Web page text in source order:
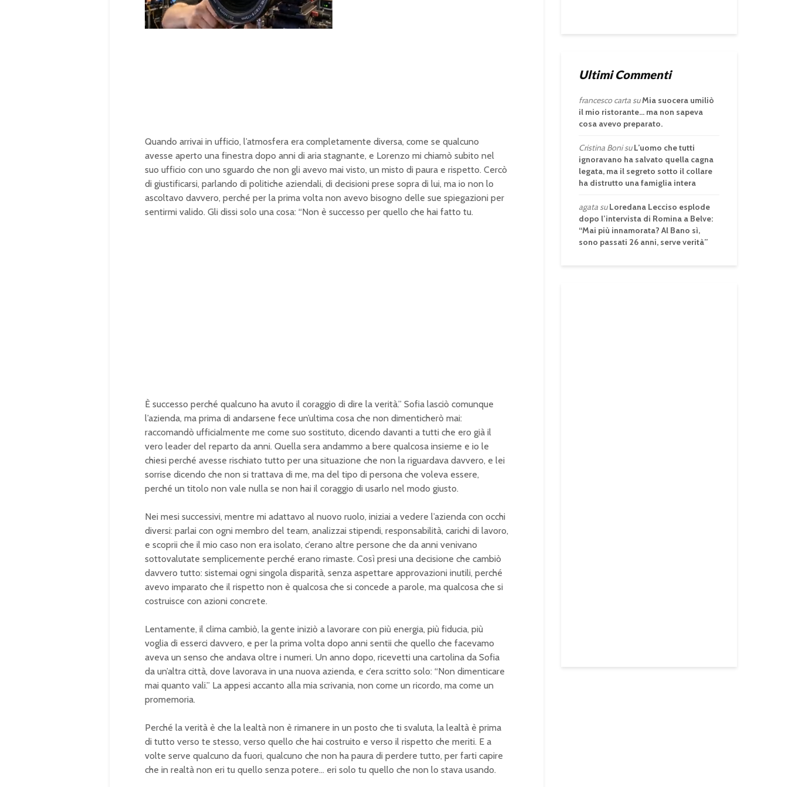
n
m
L
o
Quando arrivai in ufficio, l’atmosfera era completamente diversa, come se qualcuno
avesse aperto una finestra dopo anni di aria stagnante, e Lorenzo mi chiamò subito nel
suo ufficio con uno sguardo che non gli avevo mai visto, un misto di paura e rispetto. Cercò
di giustificarsi, parlando di politiche aziendali, di decisioni prese sopra di lui, ma io non lo
ascoltavo davvero, perché per la prima volta non avevo bisogno delle sue spiegazioni per
sentirmi valido. Gli dissi solo una cosa: “Non è successo per quello che hai fatto tu.
È successo perché qualcuno ha avuto il coraggio di dire la verità.” Sofia lasciò comunque
l’azienda, ma prima di andarsene fece un’ultima cosa che non dimenticherò mai:
raccomandò ufficialmente me come suo sostituto, dicendo davanti a tutti che ero già il
vero leader del reparto da anni. Quella sera andammo a bere qualcosa insieme e io le
chiesi perché avesse rischiato tutto per una situazione che non la riguardava davvero, e lei
sorrise dicendo che non si trattava di me, ma del tipo di persona che voleva essere,
perché un titolo non vale nulla se non hai il coraggio di usarlo nel modo giusto.
Nei mesi successivi, mentre mi adattavo al nuovo ruolo, iniziai a vedere l’azienda con occhi
diversi: parlai con ogni membro del team, analizzai stipendi, responsabilità, carichi di lavoro,
e scoprii che il mio caso non era isolato, c’erano altre persone che da anni venivano
sottovalutate semplicemente perché erano rimaste. Così presi una decisione che cambiò
davvero tutto: sistemai ogni singola disparità, senza aspettare approvazioni inutili, perché
avevo imparato che il rispetto non è qualcosa che si concede a parole, ma qualcosa che si
costruisce con azioni concrete.
Lentamente, il clima cambiò, la gente iniziò a lavorare con più energia, più fiducia, più
voglia di esserci davvero, e per la prima volta dopo anni sentii che quello che facevamo
aveva un senso che andava oltre i numeri. Un anno dopo, ricevetti una cartolina da Sofia
da un’altra città, dove lavorava in una nuova azienda, e c’era scritto solo: “Non dimenticare
mai quanto vali.” La appesi accanto alla mia scrivania, non come un ricordo, ma come un
promemoria.
Perché la verità è che la lealtà non è rimanere in un posto che ti svaluta, la lealtà è prima
di tutto verso te stesso, verso quello che hai costruito e verso il rispetto che meriti. E a
volte serve qualcuno da fuori, qualcuno che non ha paura di perdere tutto, per farti capire
che in realtà non eri tu quello senza potere… eri solo tu quello che non lo stava usando.
Ultimi Commenti
francesco cartasuMia suocera umiliò
il mio ristorante… ma non sapeva
cosa avevo preparato.
Cristina BonisuL’uomo che tutti
ignoravano ha salvato quella cagna
legata, ma il segreto sotto il collare
ha distrutto una famiglia intera
agatasuLoredana Lecciso esplode
dopo l’intervista di Romina a Belve:
“Mai più innamorata? Al Bano sì,
sono passati 26 anni, serve verità”